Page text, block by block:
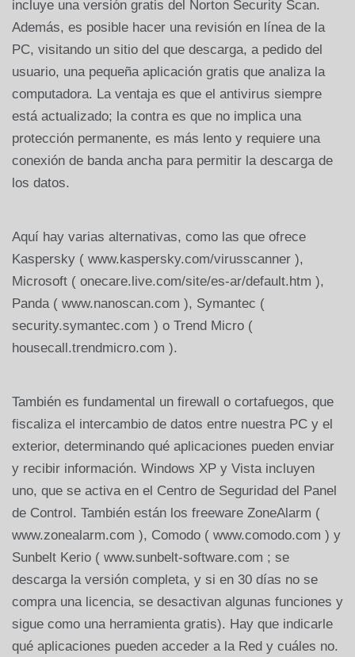
incluye una versión gratis del Norton Security Scan.
Además, es posible hacer una revisión en línea de la
PC, visitando un sitio del que descarga, a pedido del
usuario, una pequeña aplicación gratis que analiza la
computadora. La ventaja es que el antivirus siempre
está actualizado; la contra es que no implica una
protección permanente, es más lento y requiere una
conexión de banda ancha para permitir la descarga de
los datos.
Aquí hay varias alternativas, como las que ofrece
Kaspersky ( www.kaspersky.com/virusscanner ),
Microsoft ( onecare.live.com/site/es-ar/default.htm ),
Panda ( www.nanoscan.com ), Symantec (
security.symantec.com ) o Trend Micro (
housecall.trendmicro.com ).
También es fundamental un firewall o cortafuegos, que
fiscaliza el intercambio de datos entre nuestra PC y el
exterior, determinando qué aplicaciones pueden enviar
y recibir información. Windows XP y Vista incluyen
uno, que se activa en el Centro de Seguridad del Panel
de Control. También están los freeware ZoneAlarm (
www.zonealarm.com ), Comodo ( www.comodo.com ) y
Sunbelt Kerio ( www.sunbelt-software.com ; se
descarga la versión completa, y si en 30 días no se
compra una licencia, se desactivan algunas funciones y
sigue como una herramienta gratis). Hay que indicarle
qué aplicaciones pueden acceder a la Red y cuáles no.